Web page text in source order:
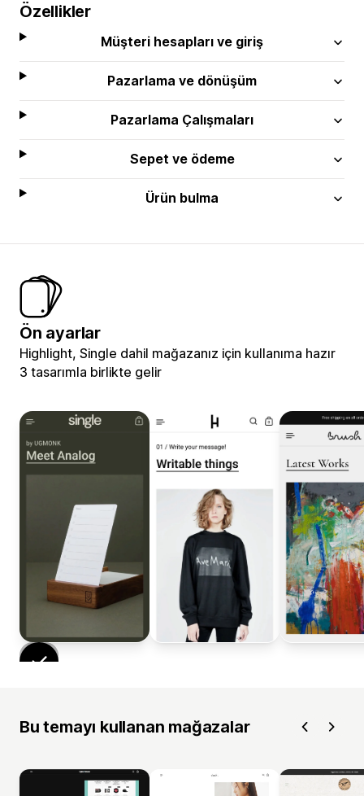
Özellikler
Müşteri hesapları ve giriş
Pazarlama ve dönüşüm
Pazarlama Çalışmaları
Sepet ve ödeme
Ürün bulma
Ön ayarlar
Highlight, Single dahil mağazanız için kullanıma hazır
3 tasarımla birlikte gelir
Bu temayı kullanan mağazalar